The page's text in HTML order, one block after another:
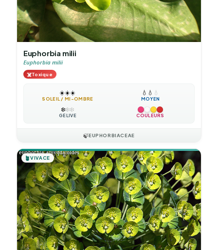
Euphorbia milii
Euphorbia milii
☠️Toxique
☀️☀️☀️
SOLEIL / MI-OMBRE
💧 💧 💧
MOYEN
❄️❄️❄️
GÉLIVE COULEURS
🍃EUPHORBIACEAE
🪴VIVACE